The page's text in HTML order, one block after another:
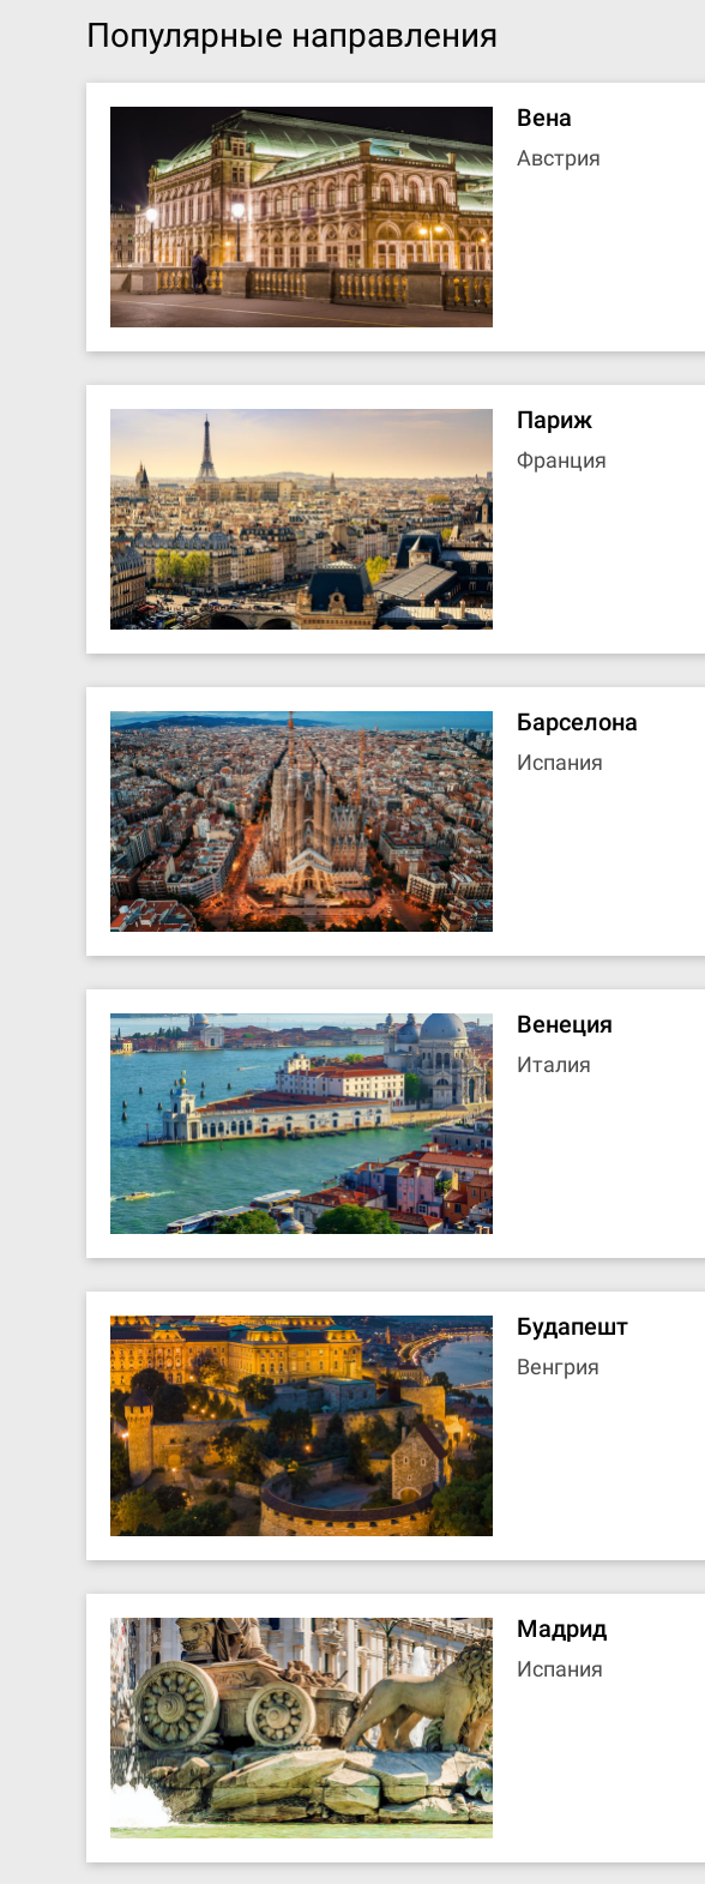
Популярные направления
Вена
Австрия
Париж
Франция
Барселона
Испания
Венеция
Италия
Будапешт
Венгрия
Мадрид
Испания